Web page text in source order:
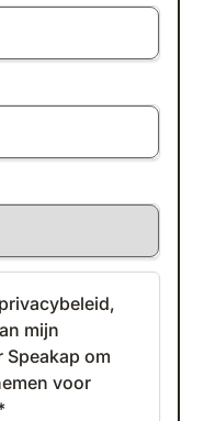
privacybeleid,
mijn
om
voor